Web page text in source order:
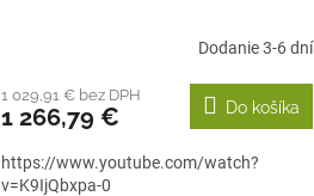
Dodanie 3-6 dní
1 029,91 € bez DPH
1 266,79 € Do košíka
https://www.youtube.com/watch?
v=K9IjQbxpa-0